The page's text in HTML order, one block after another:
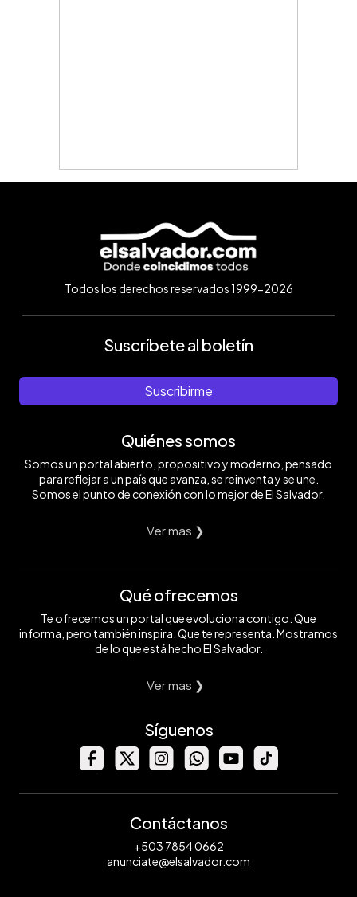
Todos los derechos reservados 1999-2026
Suscríbete al boletín
Suscribirme
Quiénes somos
Somos un portal abierto, propositivo y moderno, pensado
para reflejar a un país que avanza, se reinventa y se une.
Somos el punto de conexión con lo mejor de El Salvador.
Ver mas ❯
Qué ofrecemos
Te ofrecemos un portal que evoluciona contigo. Que
informa, pero también inspira. Que te representa. Mostramos
de lo que está hecho El Salvador.
Ver mas ❯
Síguenos
Contáctanos
+503 7854 0662
anunciate@elsalvador.com